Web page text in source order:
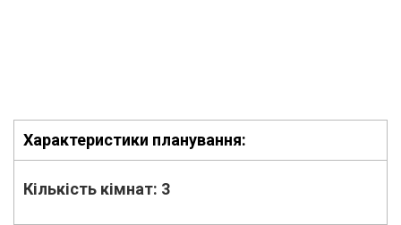
Характеристики планування:
Кількість кімнат: 3